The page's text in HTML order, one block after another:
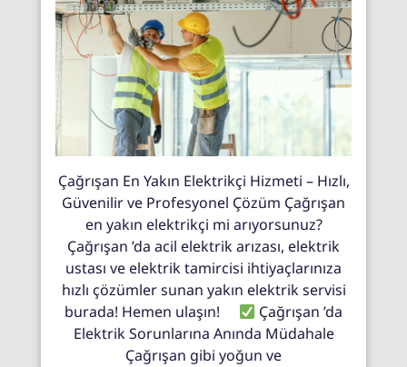
Çağrışan En Yakın Elektrikçi Hizmeti – Hızlı,
Güvenilir ve Profesyonel Çözüm Çağrışan
en yakın elektrikçi mi arıyorsunuz?
Çağrışan ’da acil elektrik arızası, elektrik
ustası ve elektrik tamircisi ihtiyaçlarınıza
hızlı çözümler sunan yakın elektrik servisi
burada! Hemen ulaşın!
Çağrışan ’da
Elektrik Sorunlarına Anında Müdahale
Çağrışan gibi yoğun ve